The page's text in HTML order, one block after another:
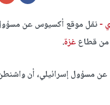
-نقل موقع أكسيوس عن مسؤول
من قطاع غزة.
عن مسؤول إسرائيلي، أن